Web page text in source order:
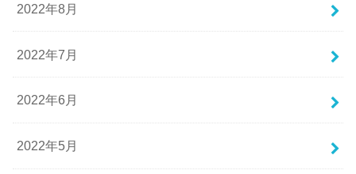
2022年8月
2022年7月
2022年6月
2022年5月